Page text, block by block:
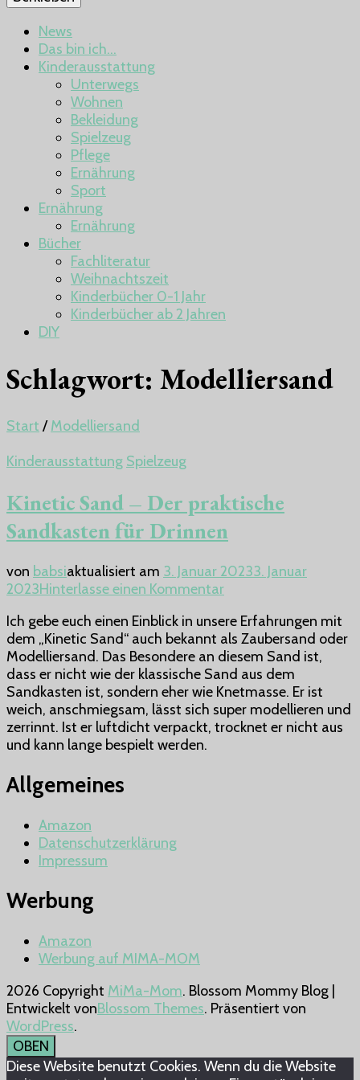
News
Das bin ich…
Kinderausstattung
Unterwegs
Wohnen
Bekleidung
Spielzeug
Pflege
Ernährung
Sport
Ernährung
Ernährung
Bücher
Fachliteratur
Weihnachtszeit
Kinderbücher 0-1 Jahr
Kinderbücher ab 2 Jahren
DIY
Schlagwort: Modelliersand
Start / Modelliersand
Kinderausstattung Spielzeug
Kinetic Sand – Der praktische
Sandkasten für Drinnen
von babsiaktualisiert am 3. Januar 20233. Januar
2023Hinterlasse einen Kommentarzu
Sand
–
Der
praktische
Sandkasten
für
Drinnen
Ich gebe euch einen Einblick in unsere Erfahrungen mit
dem „Kinetic Sand“ auch bekannt als Zaubersand oder
Modelliersand. Das Besondere an diesem Sand ist,
dass er nicht wie der klassische Sand aus dem
Sandkasten ist, sondern eher wie Knetmasse. Er ist
weich, anschmiegsam, lässt sich super modellieren und
zerrinnt. Ist er luftdicht verpackt, trocknet er nicht aus
und kann lange bespielt werden.
Allgemeines
Amazon
Datenschutzerklärung
Impressum
Werbung
Amazon
Werbung auf MIMA-MOM
2026 Copyright MiMa-Mom. Blossom Mommy Blog |
Entwickelt vonBlossom Themes. Präsentiert von
WordPress.
OBEN
Diese Website benutzt Cookies. Wenn du die Website